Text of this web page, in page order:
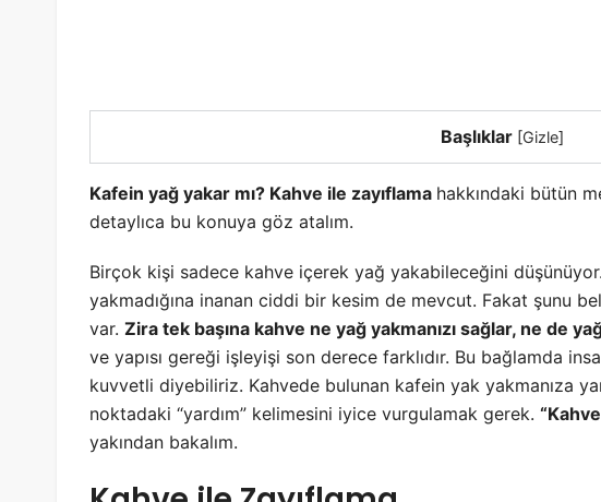
Başlıklar [Gizle]
Kafein yağ yakar mı? Kahve ile zayıflama hakkındaki bütün
detaylıca bu konuya göz atalım.
Birçok kişi sadece kahve içerek yağ yakabileceğini
yakmadığına inanan ciddi bir kesim de mevcut. Fakat şunu
var. Zira tek başına kahve ne yağ yakmanızı sağlar, ne de
ve yapısı gereği işleyişi son derece farklıdır. Bu bağlamda
kuvvetli diyebiliriz. Kahvede bulunan kafein yak yakmanıza
noktadaki “yardım” kelimesini iyice vurgulamak gerek.
yakından bakalım.